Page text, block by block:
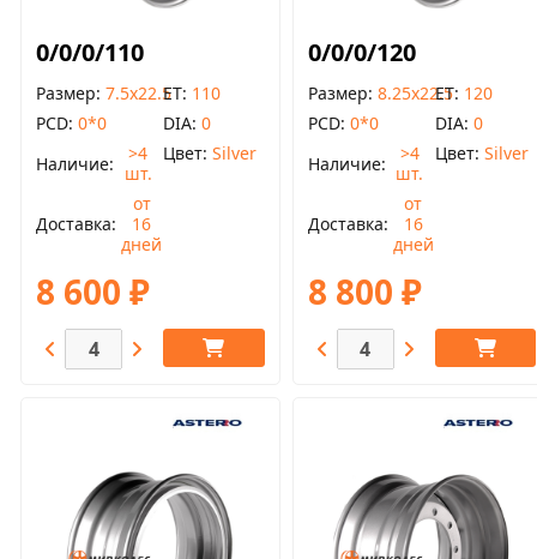
0/0/0/110
Размер 7.5x22.5
PCD 0*0
Наличие
>4
шт.
Доставка
от
16
дней
ET 110
DIA 0
Цвет Silver
8 600 ₽
0/0/0/120
Размер 8.25x22.5
PCD 0*0
Наличие
>4
шт.
Доставка
от
16
дней
ET 120
DIA 0
Цвет Silver
8 800 ₽